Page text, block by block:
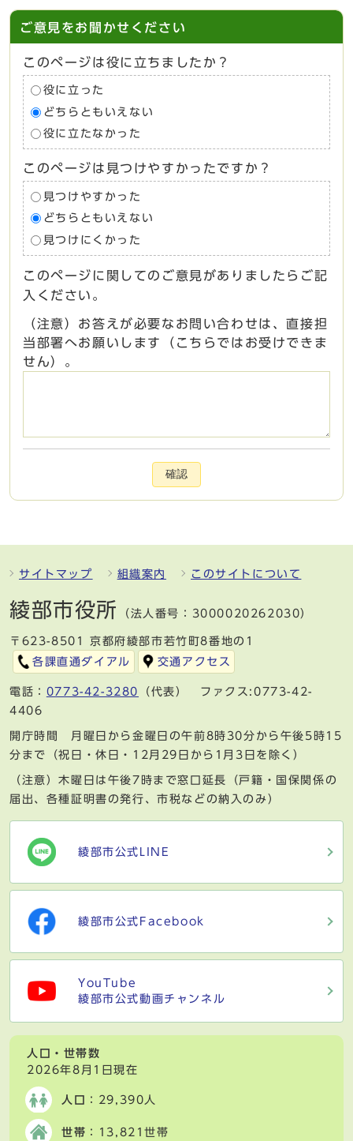
ご意見をお聞かせください
このページは役に立ちましたか？
役に立った
どちらともいえない
役に立たなかった
このページは見つけやすかったですか？
見つけやすかった
どちらともいえない
見つけにくかった
このページに関してのご意見がありましたらご記
入ください。
（注意）お答えが必要なお問い合わせは、直接担
当部署へお願いします（こちらではお受けできま
せん）。
確認
サイトマップ 組織案内 このサイトについて
綾部市役所 （法人番号：3000020262030）
〒623-8501 京都府綾部市若竹町8番地の1
各課直通ダイアル
交通アクセス
電話： 0773-42-3280
（代表） ファクス:0773-42-
4406
開庁時間 月曜日から金曜日の午前8時30分から午後5時15
分まで（祝日・休日・12月29日から1月3日を除く）
（注意）木曜日は午後7時まで窓口延長（戸籍・国保関係の
届出、各種証明書の発行、市税などの納入のみ）
綾部市公式LINE
綾部市公式Facebook
YouTube
綾部市公式動画チャンネル
人口・世帯数
2026年8月1日現在
人口 ：29,390人
世帯 ：13,821世帯